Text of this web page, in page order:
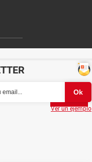
Partager
en tu PC. Es una
Ver un ejemplo